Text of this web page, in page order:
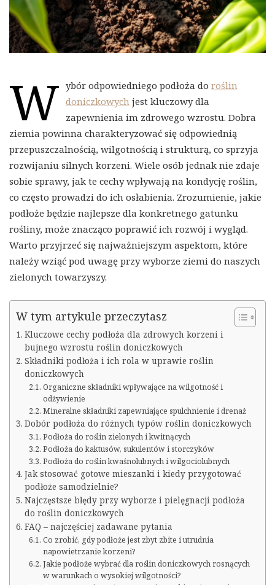
W ybór odpowiedniego podłoża do roślin
doniczkowych jest kluczowy dla
zapewnienia im zdrowego wzrostu. Dobra
ziemia powinna charakteryzować się odpowiednią
przepuszczalnością, wilgotnością i strukturą, co sprzyja
rozwijaniu silnych korzeni. Wiele osób jednak nie zdaje
sobie sprawy, jak te cechy wpływają na kondycję roślin,
co często prowadzi do ich osłabienia. Zrozumienie, jakie
podłoże będzie najlepsze dla konkretnego gatunku
rośliny, może znacząco poprawić ich rozwój i wygląd.
Warto przyjrzeć się najważniejszym aspektom, które
należy wziąć pod uwagę przy wyborze ziemi do naszych
zielonych towarzyszy.
W tym artykule przeczytasz
Kluczowe cechy podłoża dla zdrowych korzeni i
bujnego wzrostu roślin doniczkowych
Składniki podłoża i ich rola w uprawie roślin
doniczkowych
Organiczne składniki wpływające na wilgotność i
odżywienie
Mineralne składniki zapewniające spulchnienie i drenaż
Dobór podłoża do różnych typów roślin doniczkowych
Podłoża do roślin zielonych i kwitnących
Podłoża do kaktusów, sukulentów i storczyków
Podłoża do roślin kwaśnolubnych i wilgociolubnych
Jak stosować gotowe mieszanki i kiedy przygotować
podłoże samodzielnie?
Najczęstsze błędy przy wyborze i pielęgnacji podłoża
do roślin doniczkowych
FAQ – najczęściej zadawane pytania
Co zrobić, gdy podłoże jest zbyt zbite i utrudnia
napowietrzanie korzeni?
Jakie podłoże wybrać dla roślin doniczkowych rosnących
w warunkach o wysokiej wilgotności?